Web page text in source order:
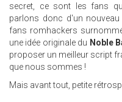
secret, ce sont les fans
parlons donc d'un
fans romhackers
une idée originale du Noble
proposer un meilleur script
que nous sommes !
Mais avant tout, petite